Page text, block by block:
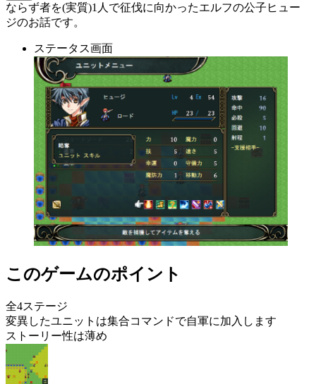
ならず者を(実質)1人で征伐に向かったエルフの公子ヒュー
ジのお話です。
ステータス画面
このゲームのポイント
全4ステージ
変異したユニットは集合コマンドで自軍に加入します
ストーリー性は薄め